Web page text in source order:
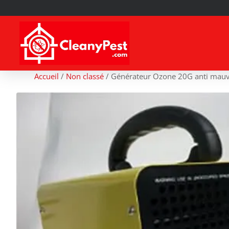
Accueil / Non classé / Générateur Ozone 20G anti